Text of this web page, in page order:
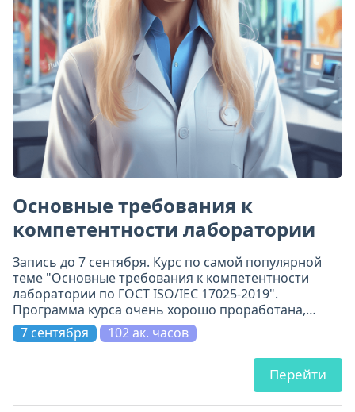
Основные требования к
компетентности лаборатории
Запись до 7 сентября. Курс по самой популярной
теме "Основные требования к компетентности
лаборатории по ГОСТ ISO/IEC 17025-2019".
Программа курса очень хорошо проработана,
включает 11 модулей. Всё по делу и на самом
высоком уровне.
7 сентября 102 ак. часов
Перейти